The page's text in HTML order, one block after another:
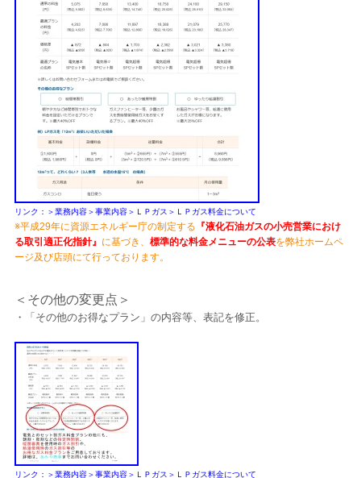
リンク：＞業務内容＞事業内容＞ＬＰガス＞ＬＰガス料金について
※平成29年に資源エネルギー庁の制定する 『液化石油ガスの小売営業におけ
る取引適正化指針』 に基づき、 標準的な料金メニューの公表を弊社ホームペ
ージ及び店頭にて行っております。
＜その他の変更点＞
・「その他のお得なプラン」の内容等、表記を修正。
リンク：＞業務内容＞事業内容＞ＬＰガス＞ＬＰガス料金について